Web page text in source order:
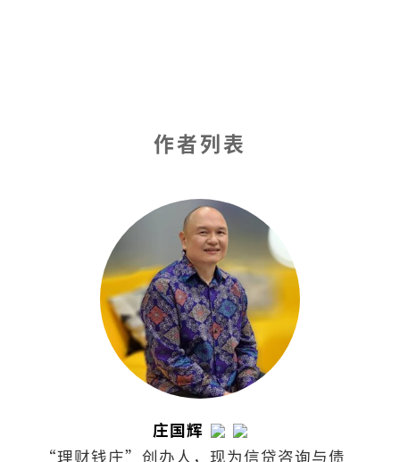
作者列表
庄国辉
“理财钱庄”创办人，现为信贷咨询与债